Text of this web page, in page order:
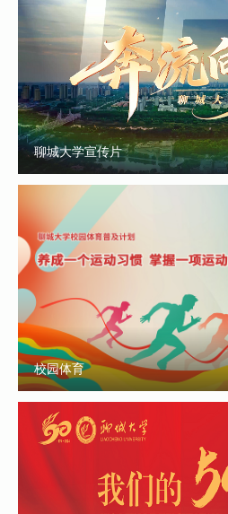
聊城大学宣传片
校园体育